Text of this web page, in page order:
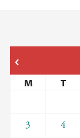
M T
3
4